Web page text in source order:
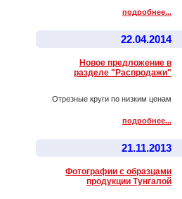
подробнее...
22.04.2014
Новое предложение в
разделе "Распродажи"
Отрезные круги по низким ценам
подробнее...
21.11.2013
Фотографии с образцами
продукции Тунгалой